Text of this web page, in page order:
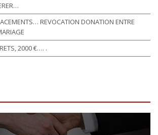
REVOCATION DONATION ENTRE
2000 €…. .